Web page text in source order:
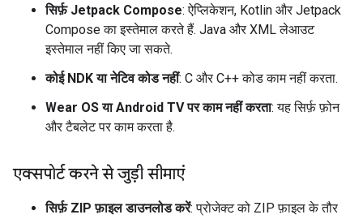
सिर्फ़ Jetpack Compose: ऐप्लिकेशन, Kotlin और Jetpack
Compose का इस्तेमाल करते हैं. Java और XML लेआउट
इस्तेमाल नहीं किए जा सकते.
कोई NDK या नेटिव कोड नहीं: C और C++ कोड काम नहीं करता.
Wear OS या Android TV पर काम नहीं करता: यह सिर्फ़ फ़ोन
और टैबलेट पर काम करता है.
एक्सपोर्ट करने से जुड़ी सीमाएं
सिर्फ़ ZIP फ़ाइल डाउनलोड करें: प्रोजेक्ट को ZIP फ़ाइल के तौर